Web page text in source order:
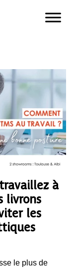
à
livrons
les
le plus de